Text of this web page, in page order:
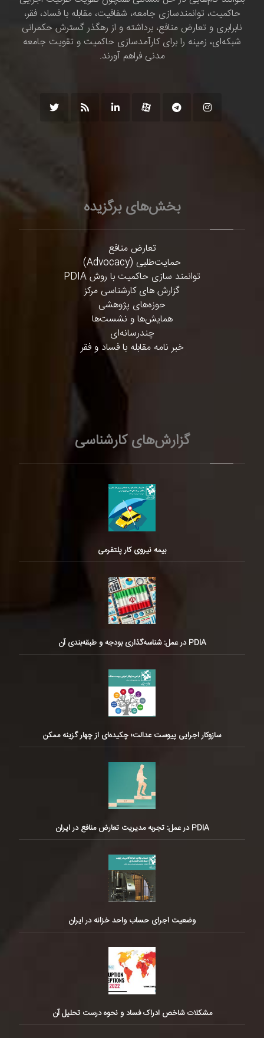
حاکمیت، توانمندسازی جامعه، شفافیت، مقابله با فساد، فقر،
نابرابری و تعارض منافع، برداشته و از رهگذر گسترش حکمرانی
شبکه‌ای، زمینه را برای کارآمدسازی حاکمیت و تقویت جامعه
مدنی فراهم آورند.
بخش‌های برگزیده
تعارض منافع
حمایت‌طلبی (Advocacy)
توانمند سازی حاکمیت با روش PDIA
گزارش های کارشناسی مرکز
حوزه‌های پژوهشی
همایش‌ها و نشست‌ها
چندرسانه‌ای
خبر نامه مقابله با فساد و فقر
گزارش‌های کارشناسی
بیمه نیروی کار پلتفرمی
PDIA در عمل: شناسه‌گذاری بودجه و طبقه‌بندی آن
سازوکار اجرایی پیوست عدالت؛ چکیده‌ای از چهار گزینه ممکن
PDIA در عمل: تجربه مدیریت تعارض منافع در ایران
وضعیت اجرای حساب واحد خزانه در ایران
مشکلات شاخص ادراک فساد و نحوه درست تحلیل آن